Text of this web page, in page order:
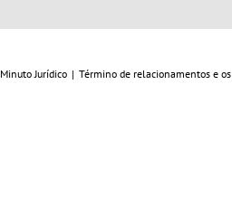
Minuto Jurídico | Término de relacionamentos e